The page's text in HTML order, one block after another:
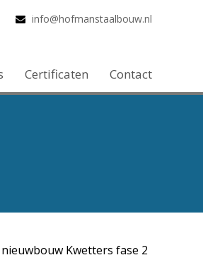
info@hofmanstaalbouw.nl
Certificaten Contact
nieuwbouw Kwetters fase 2